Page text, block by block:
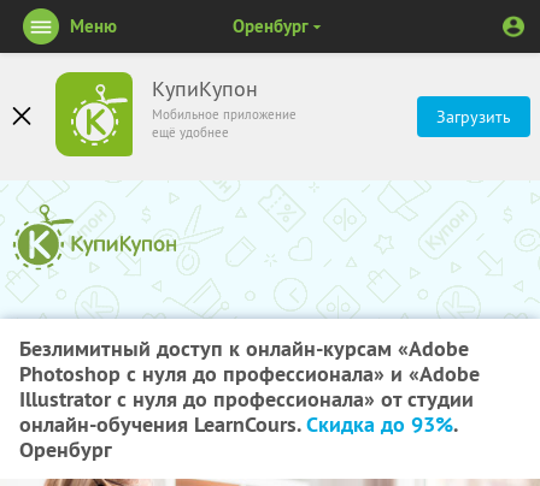
КупиКупон
Мобильное приложение
ещё удобнее
Загрузить
Меню Оренбург
Безлимитный доступ к онлайн-курсам «Adobe
Photoshop с нуля до профессионала» и «Adobe
Illustrator с нуля до профессионала» от студии
онлайн-обучения LearnCours.Скидка до 93%.
Оренбург